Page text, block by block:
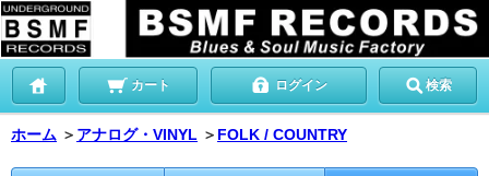
カート ログイン 検索
ホーム ＞ アナログ・VINYL ＞ FOLK / COUNTRY